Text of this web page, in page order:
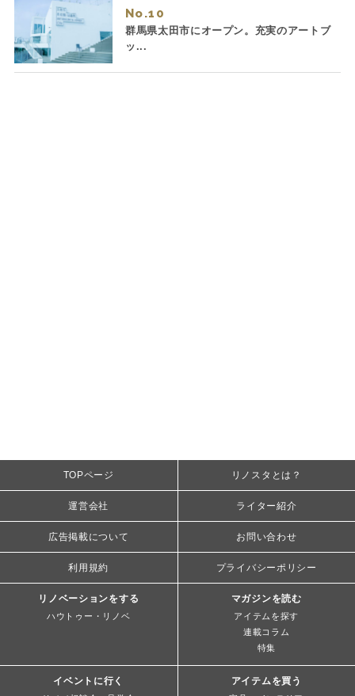
No.
群馬県太田市にオープン。充実のアートブ
ッ...
TOPページ リノスタとは？
運営会社 ライター紹介
広告掲載について お問い合わせ
利用規約 プライバシーポリシー
リノベーションをする
ハウトゥー・リノベ
マガジンを読む
アイテムを探す
連載コラム
特集
イベントに行く アイテムを買う